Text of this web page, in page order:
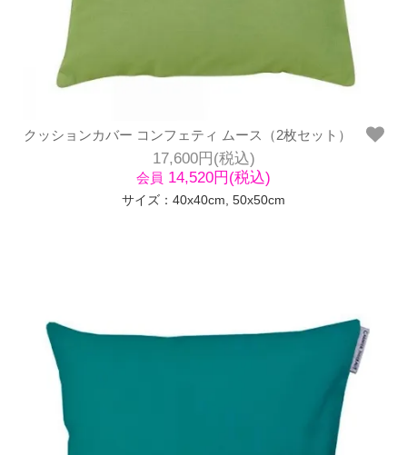
クッションカバー コンフェティ ムース（2枚セット）
17,600円(税込)
会員 14,520円(税込)
サイズ：40x40cm, 50x50cm